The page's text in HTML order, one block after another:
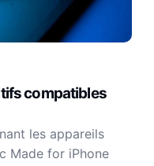
compatibles
les appareils
Made for iPhone